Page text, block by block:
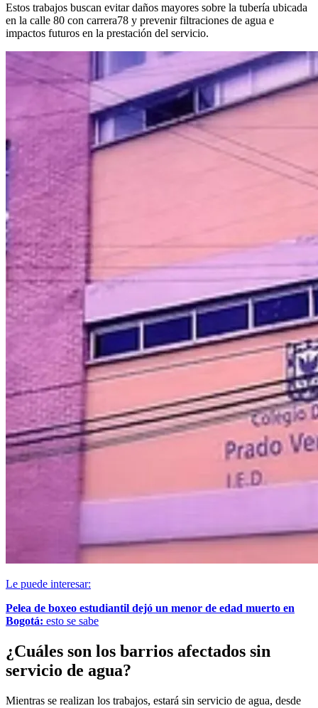
Estos trabajos buscan evitar daños mayores sobre la tubería ubicada
en la calle 80 con carrera78 y prevenir filtraciones de agua e
impactos futuros en la prestación del servicio.
Le puede interesar:
Pelea de boxeo estudiantil dejó un menor de edad muerto en
Bogotá: esto se sabe
¿Cuáles son los barrios afectados sin
servicio de agua?
Mientras se realizan los trabajos, estará sin servicio de agua, desde